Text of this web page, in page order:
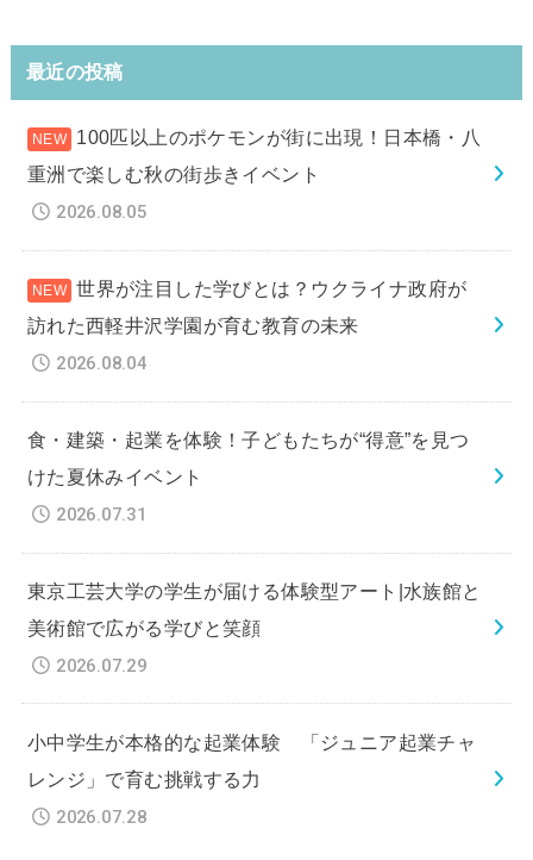
最近の投稿
100匹以上のポケモンが街に出現！日本橋・八
重洲で楽しむ秋の街歩きイベント
2026.08.05
世界が注目した学びとは？ウクライナ政府が
訪れた西軽井沢学園が育む教育の未来
2026.08.04
食・建築・起業を体験！子どもたちが“得意”を見つ
けた夏休みイベント
2026.07.31
東京工芸大学の学生が届ける体験型アート|水族館と
美術館で広がる学びと笑顔
2026.07.29
小中学生が本格的な起業体験 「ジュニア起業チャ
レンジ」で育む挑戦する力
2026.07.28